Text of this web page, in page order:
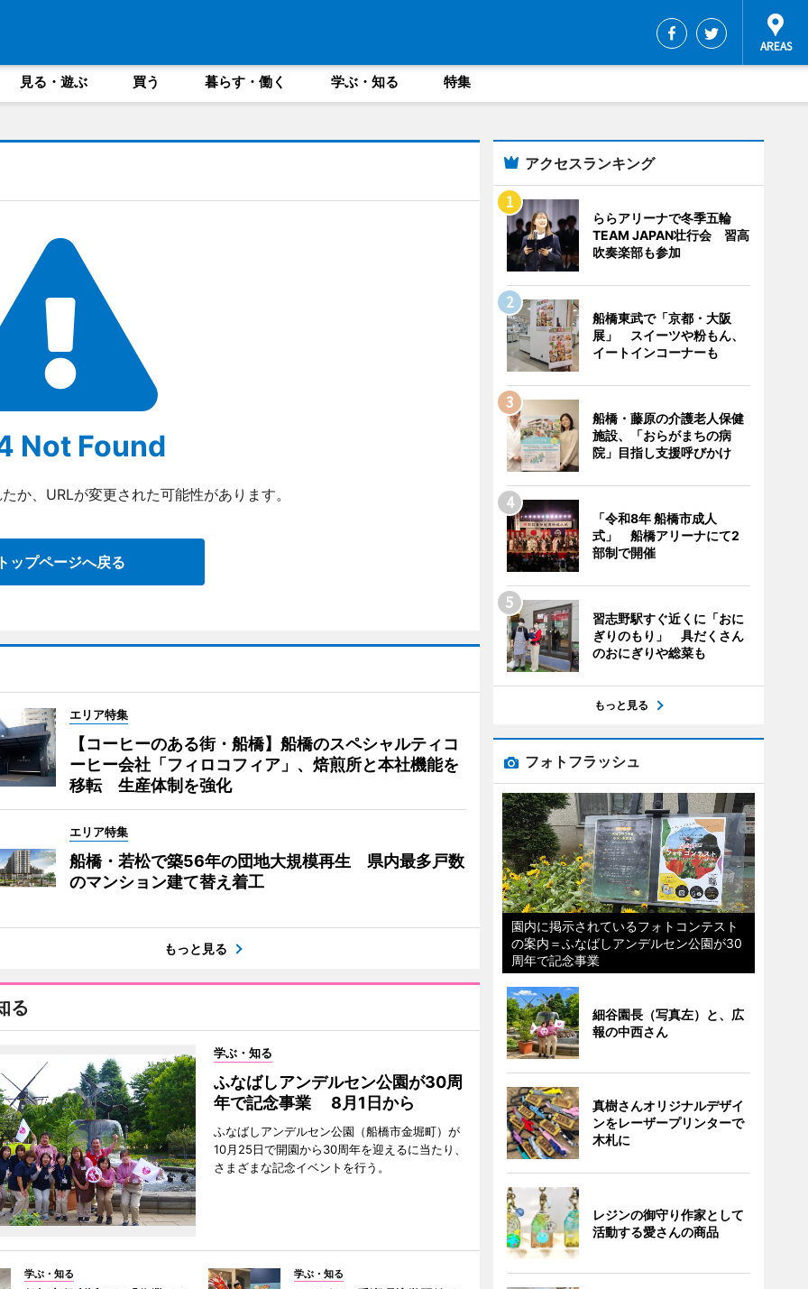
見る・遊ぶ 買う 暮らす・働く 学ぶ・知る 特集
Not Found
か、URLが変更された可能性があります。
ップページへ戻る
エリア特集
【コーヒーのある街・船橋】船橋のスペシャルティコ
ーヒー会社「フィロコフィア」、焙煎所と本社機能を
移転 生産体制を強化
エリア特集
船橋・若松で築56年の団地大規模再生 県内最多戸数
のマンション建て替え着工
もっと見る
る
学ぶ・知る
ふなばしアンデルセン公園が30周
年で記念事業 8月1日から
ふなばしアンデルセン公園（船橋市金堀町）が
10月25日で開園から30周年を迎えるに当たり、
さまざまな記念イベントを行う。
学ぶ・知る 学ぶ・知る
アクセスランキング
ららアリーナで冬季五輪
TEAM JAPAN壮行会 習高
吹奏楽部も参加
船橋東武で「京都・大阪
展」 スイーツや粉もん、
イートインコーナーも
船橋・藤原の介護老人保健
施設、「おらがまちの病
院」目指し支援呼びかけ
「令和8年 船橋市成人
式」 船橋アリーナにて2
部制で開催
習志野駅すぐ近くに「おに
ぎりのもり」 具だくさん
のおにぎりや総菜も
もっと見る
フォトフラッシュ
園内に掲示されているフォトコンテスト
の案内＝ふなばしアンデルセン公園が30
周年で記念事業
細谷園長（写真左）と、広
報の中西さん
真樹さんオリジナルデザイ
ンをレーザープリンターで
木札に
レジンの御守り作家として
活動する愛さんの商品